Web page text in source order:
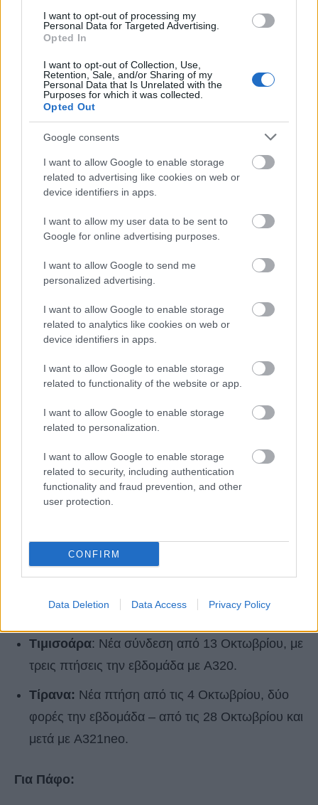
I want to opt-out of processing my
Personal Data for Targeted Advertising.
Opted In
I want to opt-out of Collection, Use,
Retention, Sale, and/or Sharing of my
Personal Data that Is Unrelated with the
Purposes for which it was collected.
Opted Out
Google consents
I want to allow Google to enable storage
related to advertising like cookies on web or
device identifiers in apps.
I want to allow my user data to be sent to
Google for online advertising purposes.
I want to allow Google to send me
personalized advertising.
I want to allow Google to enable storage
related to analytics like cookies on web or
device identifiers in apps.
I want to allow Google to enable storage
related to functionality of the website or app.
I want to allow Google to enable storage
related to personalization.
I want to allow Google to enable storage
related to security, including authentication
functionality and fraud prevention, and other
user protection.
CONFIRM
Data Deletion Data Access Privacy Policy
Βουκουρέστι (Baneasa) – Αθήνα
Οκτωβρίου, η σύνδεση μεταφέρεται από το
αεροδρόμιο Otopeni στο Baneasa, με τρεις
εβδομαδιαίες πτήσεις με Airbus A321.
δρομολογίου που είχε διακοπεί το 2020, με
εκκίνηση επίσης στις 27 Οκτωβρίου και τρεις
πτήσεις την εβδομάδα με Airbus A320.
από την 1η Δεκεμβρίου, με τέσσερις
Έξι νέες συνδέσεις για την Κύπρο
Από την άλλη ενισχύεται αεροπορικά σημαντικά η
Κύπρος τόσο μέσω της Λάρνακας όσο και της
Πάφου:
Για Λάρνακα:
Βαρκελώνη: Από 27 Οκτωβρίου, με δύο
Σκόπια:Επιστροφή της σύνδεσης από τις 28
Οκτωβρίου, δύο φορές την εβδομάδα με A321.
γραμμής από 18 Δεκεμβρίου με A321neo.
Τιμισοάρα: Νέα σύνδεση από 13 Οκτωβρίου, με
τρεις πτήσεις την εβδομάδα με A320.
Τίρανα: Νέα πτήση από τις 4 Οκτωβρίου, δύο
φορές την εβδομάδα – από τις 28 Οκτωβρίου και
μετά με A321neo.
Για Πάφο: